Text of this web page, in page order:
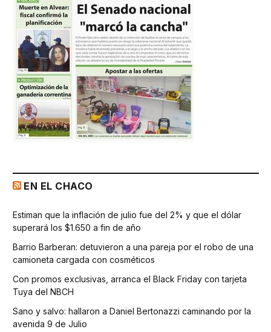
EN EL CHACO
Estiman que la inflación de julio fue del 2% y que el dólar
superará los $1.650 a fin de año
Barrio Barberan: detuvieron a una pareja por el robo de una
camioneta cargada con cosméticos
Con promos exclusivas, arranca el Black Friday con tarjeta
Tuya del NBCH
Sano y salvo: hallaron a Daniel Bertonazzi caminando por la
avenida 9 de Julio